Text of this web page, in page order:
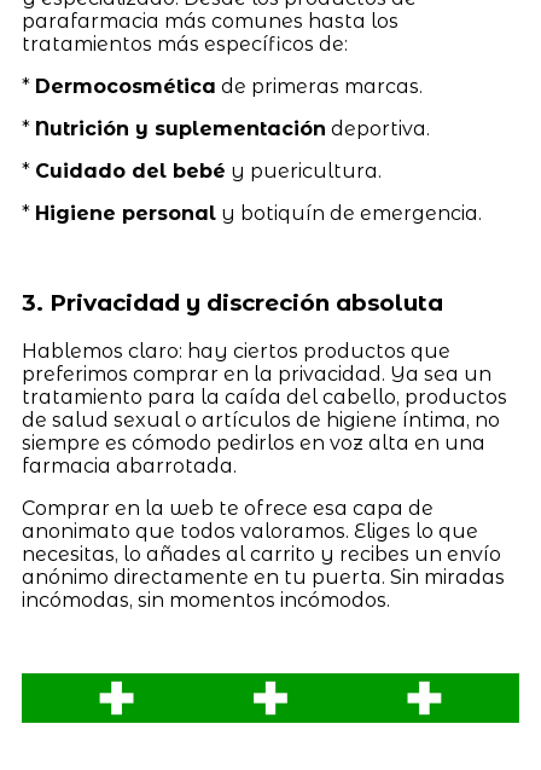
parafarmacia más comunes hasta los
tratamientos más específicos de:
* Dermocosmética de primeras marcas.
* Nutrición y suplementación deportiva.
* Cuidado del bebé y puericultura.
* Higiene personaly botiquín de emergencia.
3. Privacidad y discreción absoluta
Hablemos claro: hay ciertos productos que
preferimos comprar en la privacidad. Ya sea un
tratamiento para la caída del cabello, productos
de salud sexual o artículos de higiene íntima, no
siempre es cómodo pedirlos en voz alta en una
farmacia abarrotada.
Comprar en la web te ofrece esa capa de
anonimato que todos valoramos. Eliges lo que
necesitas, lo añades al carrito y recibes un envío
anónimo directamente en tu puerta. Sin miradas
incómodas, sin momentos incómodos.